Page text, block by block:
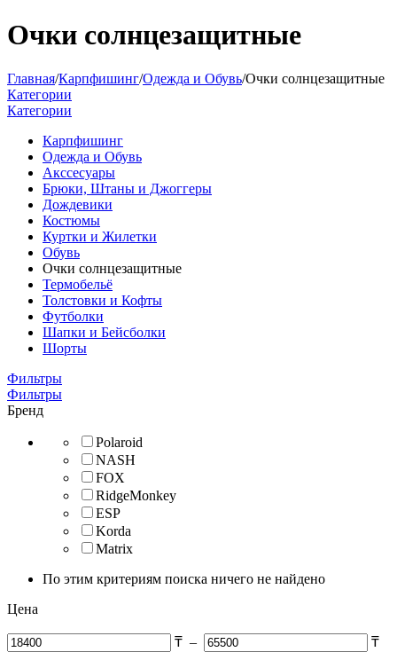
Очки солнцезащитные
Главная/Карпфишинг/Одежда и Обувь/Очки солнцезащитные
Категории
Категории
Карпфишинг
Одежда и Обувь
Акссесуары
Брюки, Штаны и Джоггеры
Дождевики
Костюмы
Куртки и Жилетки
Обувь
Очки солнцезащитные
Термобельё
Толстовки и Кофты
Футболки
Шапки и Бейсболки
Шорты
Фильтры
Фильтры
Бренд
Polaroid
NASH
FOX
RidgeMonkey
ESP
Korda
Matrix
По этим критериям поиска ничего не найдено
Цена
₸ – ₸